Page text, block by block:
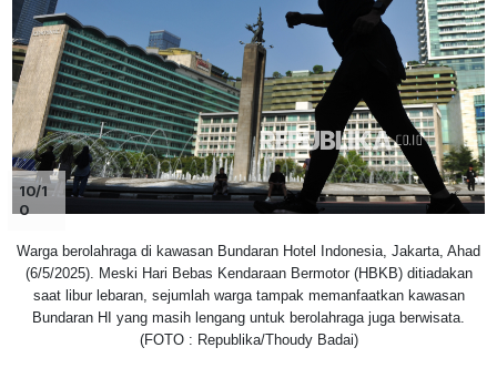
10/1
0
Warga berolahraga di kawasan Bundaran Hotel Indonesia, Jakarta, Ahad
(6/5/2025). Meski Hari Bebas Kendaraan Bermotor (HBKB) ditiadakan
saat libur lebaran, sejumlah warga tampak memanfaatkan kawasan
Bundaran HI yang masih lengang untuk berolahraga juga berwisata.
(FOTO : Republika/Thoudy Badai)